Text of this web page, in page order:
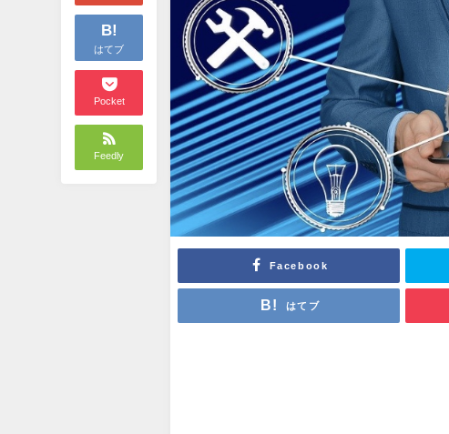
B!
はてブ
Pocket
Feedly
Facebook
はてブ